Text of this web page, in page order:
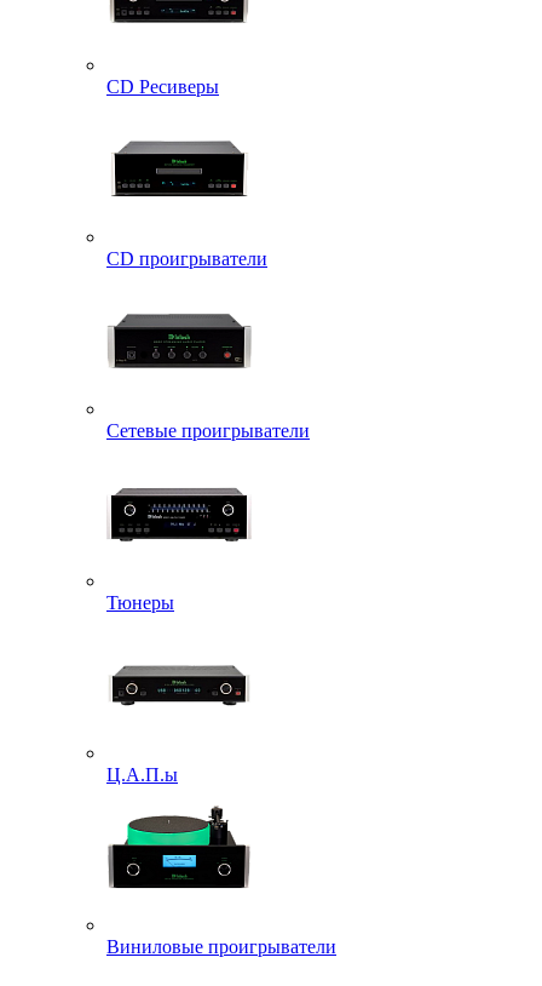
CD Ресиверы
CD проигрыватели
Сетевые проигрыватели
Тюнеры
Ц.А.П.ы
Виниловые проигрыватели